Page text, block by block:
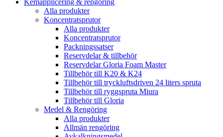
Kemapplicering & rengöring
Alla produkter
Koncentratsprutor
Alla produkter
Koncentratsprutor
Packningssatser
Reservdelar & tillbehör
Reservdelar Gloria Foam Master
Tillbehör till K20 & K24
Tillbehör till tryckluftsdriven 24 liters spruta
Tillbehör till ryggspruta Miura
Tillbehör till Gloria
Medel & Rengöring
Alla produkter
Allmän rengöring